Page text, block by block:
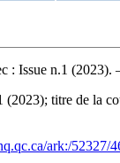
: Issue n.1
titre de la
ark:/52327/